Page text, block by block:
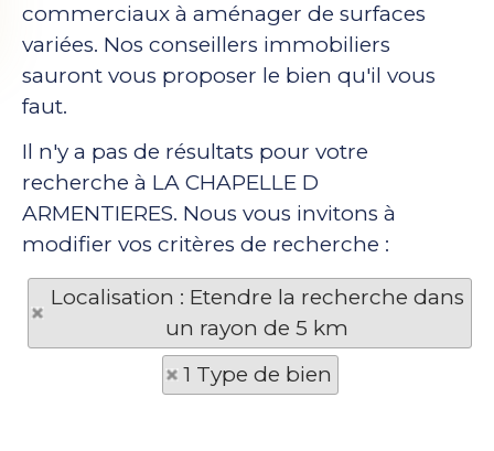
commerciaux à aménager de surfaces
variées. Nos conseillers immobiliers
sauront vous proposer le bien qu'il vous
faut.
Il n'y a pas de résultats pour votre
recherche à LA CHAPELLE D
ARMENTIERES. Nous vous invitons à
modifier vos critères de recherche :
Localisation : Etendre la recherche dans
un rayon de 5 km
1 Type de bien